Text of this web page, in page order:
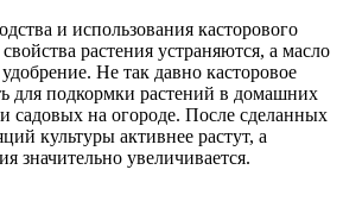
и использования касторового
растения устраняются, а масло
Не так давно касторовое
для подкормки растений в домашних
садовых на огороде. После сделанных
культуры активнее растут, а
значительно увеличивается.